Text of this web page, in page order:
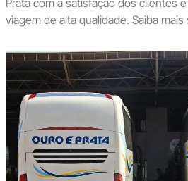
viagem de alta qualidade. Saiba